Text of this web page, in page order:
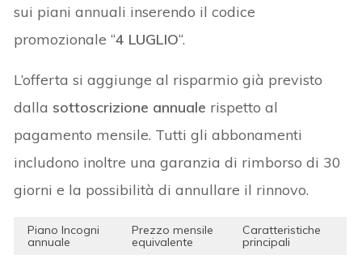
sui piani annuali inserendo il codice
promozionale “4 LUGLIO“.
L’offerta si aggiunge al risparmio già previsto
dalla sottoscrizione annuale rispetto al
pagamento mensile. Tutti gli abbonamenti
includono inoltre una garanzia di rimborso di 30
giorni e la possibilità di annullare il rinnovo.
Piano Incogni
annuale
Prezzo mensile
equivalente
Caratteristiche
principali